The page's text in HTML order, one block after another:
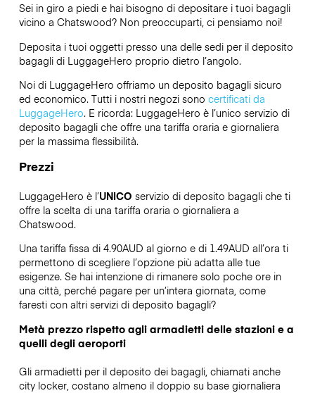
Sei in giro a piedi e hai bisogno di depositare i tuoi bagagli
vicino a Chatswood? Non preoccuparti, ci pensiamo noi!
Deposita i tuoi oggetti presso una delle sedi per il deposito
bagagli di LuggageHero proprio dietro l’angolo.
Noi di LuggageHero offriamo un deposito bagagli sicuro
ed economico. Tutti i nostri negozi sono certificati da
LuggageHero. E ricorda: LuggageHero è l’unico servizio di
deposito bagagli che offre una tariffa oraria e giornaliera
per la massima flessibilità.
Prezzi
LuggageHero è l’UNICO servizio di deposito bagagli che ti
offre la scelta di una tariffa oraria o giornaliera a
Chatswood.
Una tariffa fissa di 4.90AUD al giorno e di 1.49AUD all’ora ti
permettono di scegliere l’opzione più adatta alle tue
esigenze. Se hai intenzione di rimanere solo poche ore in
una città, perché pagare per un’intera giornata, come
faresti con altri servizi di deposito bagagli?
Metà prezzo rispetto agli armadietti delle stazioni e a
quelli degli aeroporti
Gli armadietti per il deposito dei bagagli, chiamati anche
city locker, costano almeno il doppio su base giornaliera